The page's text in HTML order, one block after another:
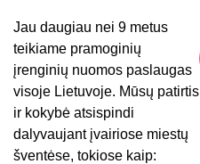
Jau daugiau nei 9 metus
teikiame pramoginių
įrenginių nuomos paslaugas
visoje Lietuvoje. Mūsų patirtis
ir kokybė atsispindi
dalyvaujant įvairiose miestų
šventėse, tokiose kaip: